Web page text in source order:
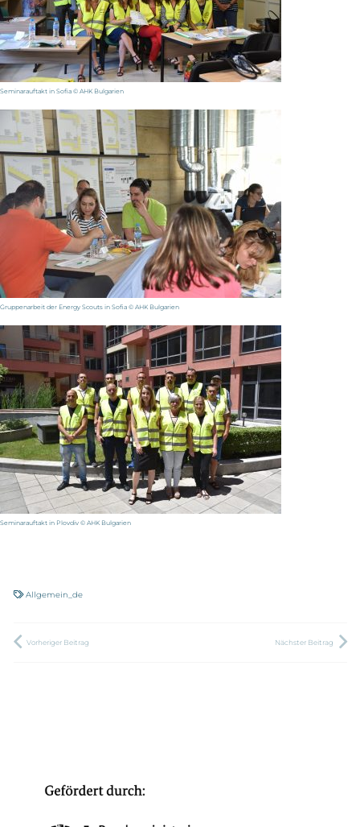
Seminarauftakt in Sofia © AHK Bulgarien
Gruppenarbeit der Energy Scouts in Sofia © AHK Bulgarien
Seminarauftakt in Plovdiv © AHK Bulgarien
Allgemein_de
Vorheriger Beitrag Nächster Beitrag